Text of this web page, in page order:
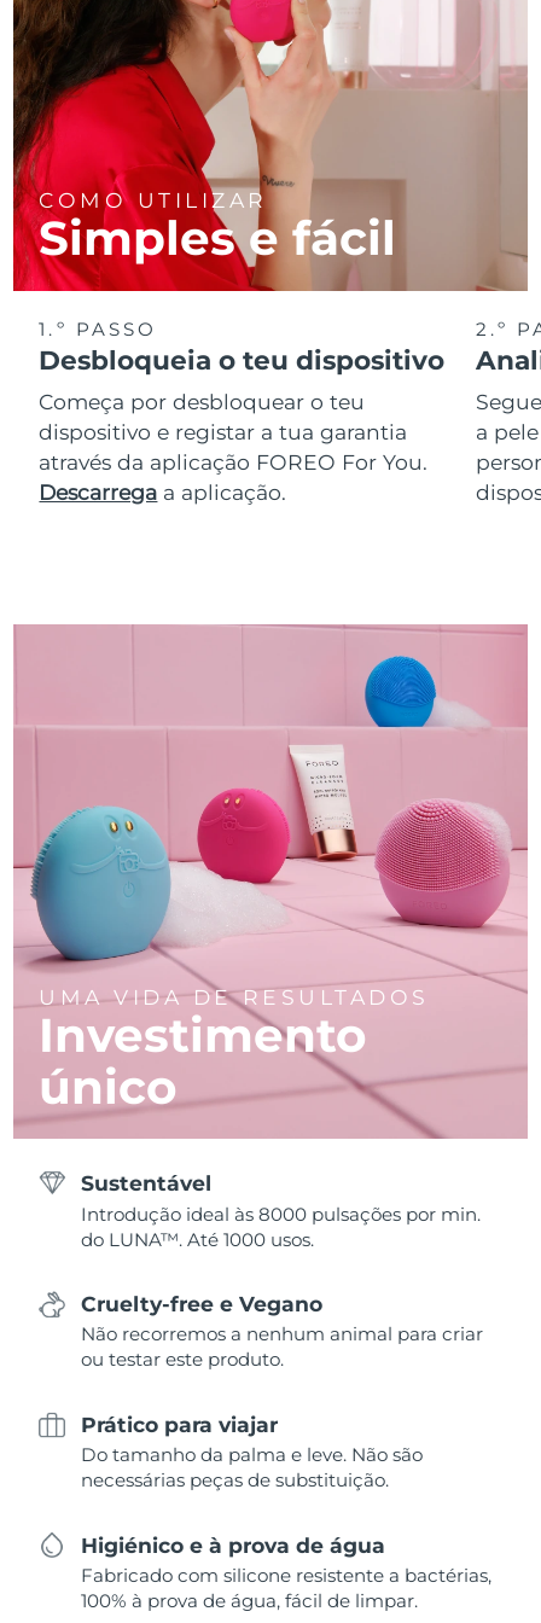
COMO UTILIZAR
Simples e fácil
1.º PASSO
Desbloqueia o teu dispositivo
Começa por desbloquear o teu
dispositivo e registar a tua garantia
através da aplicação FOREO For You.
Descarrega a aplicação.
2.º
a
UMA VIDA DE RESULTADOS
Investimento
único
Sustentável
Introdução ideal às 8000 pulsações por min.
do LUNA™. Até 1000 usos.
Cruelty-free e Vegano
Não recorremos a nenhum animal para criar
ou testar este produto.
Prático para viajar
Do tamanho da palma e leve. Não são
necessárias peças de substituição.
Higiénico e à prova de água
Fabricado com silicone resistente a bactérias,
100% à prova de água, fácil de limpar.